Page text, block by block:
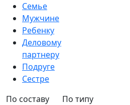
Семье
Мужчине
Ребенку
Деловому
партнеру
Подруге
Сестре
По составу
По типу